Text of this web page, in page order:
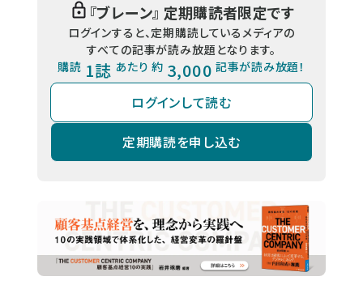
『ブレーン』 定期購読者限定です
ログインすると、定期購読しているメディアの
すべての記事が読み放題となります。
購読 1誌 あたり 約 3,000 記事が読み放題！
ログインして読む
定期購読を申し込む